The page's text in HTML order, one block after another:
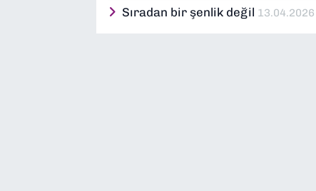
Sıradan bir şenlik değil 13.04.2026